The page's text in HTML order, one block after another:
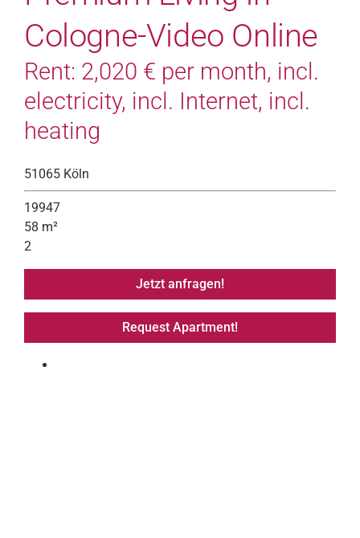
Cologne-Video Online
Rent: 2,020 € per month, incl.
electricity, incl. Internet, incl.
heating
51065 Köln
19947
58 m²
2
Jetzt anfragen!
Request Apartment!